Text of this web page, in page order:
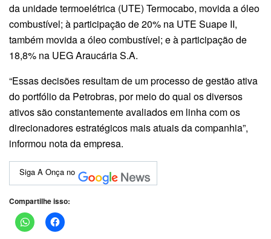
da unidade termoelétrica (UTE) Termocabo, movida a óleo
combustível; à participação de 20% na UTE Suape II,
também movida a óleo combustível; e à participação de
18,8% na UEG Araucária S.A.
“Essas decisões resultam de um processo de gestão ativa
do portfólio da Petrobras, por meio do qual os diversos
ativos são constantemente avaliados em linha com os
direcionadores estratégicos mais atuais da companhia”,
informou nota da empresa.
Siga A Onça no
Compartilhe isso: